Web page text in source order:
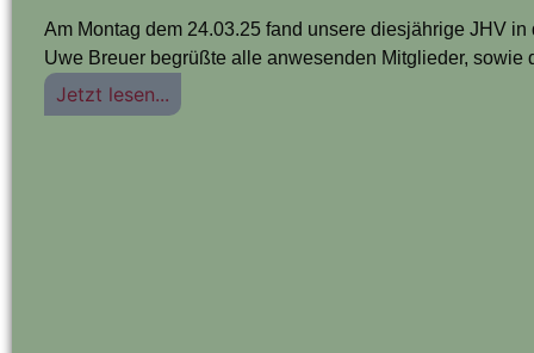
Am Montag dem 24.03.25 fand unsere diesjährige JHV
Uwe Breuer begrüßte alle anwesenden Mitglieder, sowie
Jetzt lesen...